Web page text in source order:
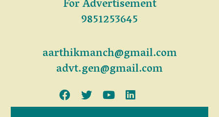
For Advertisement
9851253645
aarthikmanch@gmail.com
advt.gen@gmail.com